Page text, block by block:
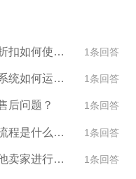
则，打造专业的店
引更多客户。
善的售后服务政策，
推广自己的店铺，吸
望能对您有所帮
MercadoLibre平台上的优惠券和折扣如何使用？ 1条回答
MercadoLibre平台上的产品分类系统如何运作？ 1条回答
后问题？ 1条回答
MercadoLibre平台上的订单处理流程是什么样的？ 1条回答
如何在MercadoLibre平台上与其他卖家进行交流和合作？ 1条回答